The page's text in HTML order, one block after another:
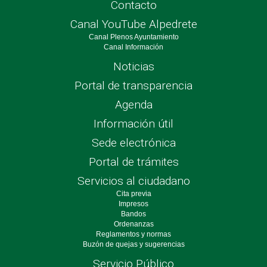
Contacto
Canal YouTube Alpedrete
Canal Plenos Ayuntamiento
Canal Información
Noticias
Portal de transparencia
Agenda
Información útil
Sede electrónica
Portal de trámites
Servicios al ciudadano
Cita previa
Impresos
Bandos
Ordenanzas
Reglamentos y normas
Buzón de quejas y sugerencias
Servicio Público